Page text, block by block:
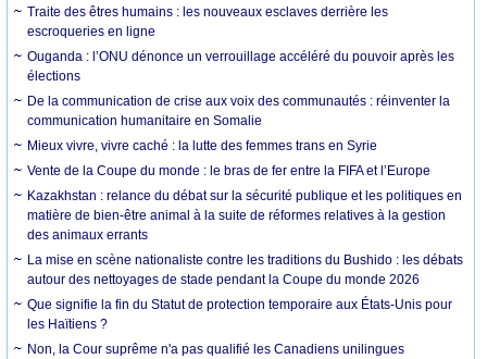
Traite des êtres humains : les nouveaux esclaves derrière les
escroqueries en ligne
Ouganda : l’ONU dénonce un verrouillage accéléré du pouvoir après les
élections
De la communication de crise aux voix des communautés : réinventer la
communication humanitaire en Somalie
Mieux vivre, vivre caché : la lutte des femmes trans en Syrie
Vente de la Coupe du monde : le bras de fer entre la FIFA et l’Europe
Kazakhstan : relance du débat sur la sécurité publique et les politiques en
matière de bien-être animal à la suite de réformes relatives à la gestion
des animaux errants
La mise en scène nationaliste contre les traditions du Bushido : les débats
autour des nettoyages de stade pendant la Coupe du monde 2026
Que signifie la fin du Statut de protection temporaire aux États-Unis pour
les Haïtiens ?
Non, la Cour suprême n'a pas qualifié les Canadiens unilingues